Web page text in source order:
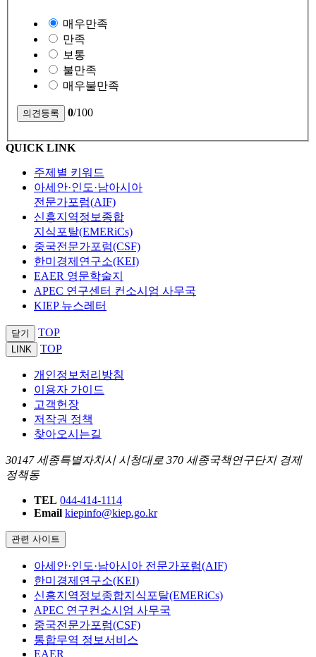
매우만족
만족
보통
불만족
매우불만족
0/100
QUICK LINK
주제별 키워드
아세안·인도·남아시아
전문가포럼(AIF)
신흥지역정보종합
지식포탈(EMERiCs)
중국전문가포럼(CSF)
한미경제연구소(KEI)
EAER 영문학술지
APEC 연구센터 컨소시엄 사무국
KIEP 뉴스레터
닫기 TOP
LINK TOP
개인정보처리방침
이용자 가이드
고객헌장
저작권 정책
찾아오시는길
30147 세종특별자치시 시청대로 370 세종국책연구단지 경제
정책동
TEL 044-414-1114
Email kiepinfo@kiep.go.kr
관련 사이트
아세안·인도·남아시아 전문가포럼(AIF)
한미경제연구소(KEI)
신흥지역정보종합지식포탈(EMERiCs)
APEC 연구컨소시엄 사무국
중국전문가포럼(CSF)
통합무역 정보서비스
EAER